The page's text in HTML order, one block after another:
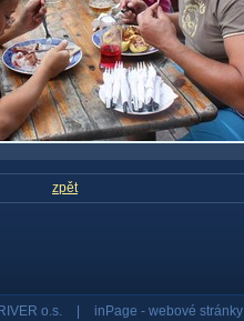
zpět
o.s. inPage - webové stránky